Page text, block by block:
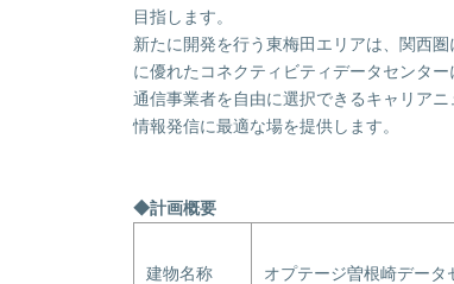
目指します。
新たに開発を行う東梅田エリアは、関西
に優れたコネクティビティデータセンタ
通信事業者を自由に選択できるキャリア
情報発信に最適な場を提供します。
◆計画概要
建物名称 オプテージ曽根崎データ